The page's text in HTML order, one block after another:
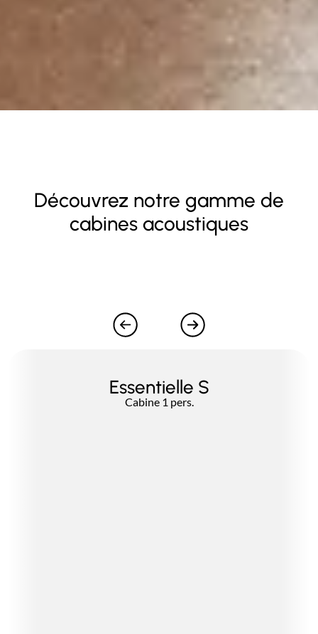
Découvrez notre gamme de
cabines acoustiques
Essentielle S
Cabine 1 pers.